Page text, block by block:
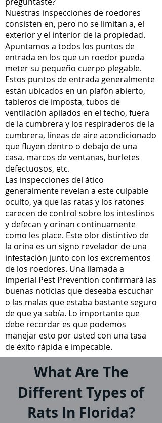
Nuestras inspecciones de roedores
consisten en, pero no se limitan a, el
exterior y el interior de la propiedad.
Apuntamos a todos los puntos de
entrada en los que un roedor pueda
meter su pequeño cuerpo plegable.
Estos puntos de entrada generalmente
están ubicados en un plafón abierto,
tableros de imposta, tubos de
ventilación apilados en el techo, fuera
de la cumbrera y los respiraderos de la
cumbrera, líneas de aire acondicionado
que fluyen dentro o debajo de una
casa, marcos de ventanas, burletes
defectuosos, etc.
Las inspecciones del ático
generalmente revelan a este culpable
oculto, ya que las ratas y los ratones
carecen de control sobre los intestinos
y defecan y orinan continuamente
como les place. Este olor distintivo de
la orina es un signo revelador de una
infestación junto con los excrementos
de los roedores. Una llamada a
Imperial Pest Prevention confirmará las
buenas noticias que deseaba escuchar
o las malas que estaba bastante seguro
de que ya sabía. Lo importante que
debe recordar es que podemos
manejar esto por usted con una tasa
de éxito rápida e impecable.
What Are The
Different Types of
Rats In Florida?